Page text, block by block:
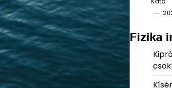
Fizika